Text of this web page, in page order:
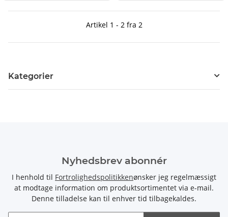
Artikel 1 - 2 fra 2
Kategorier
Nyhedsbrev abonnér
I henhold til Fortrolighedspolitikkenønsker jeg regelmæssigt
at modtage information om produktsortimentet via e-mail.
Denne tilladelse kan til enhver tid tilbagekaldes.